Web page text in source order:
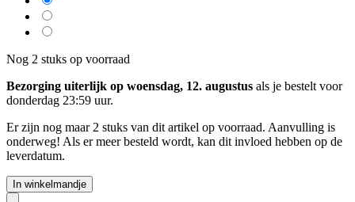
Nog 2 stuks op voorraad
Bezorging uiterlijk op woensdag, 12. augustus als je bestelt voor
donderdag 23:59 uur.
Er zijn nog maar 2 stuks van dit artikel op voorraad. Aanvulling is
onderweg! Als er meer besteld wordt, kan dit invloed hebben op de
leverdatum.
In winkelmandje